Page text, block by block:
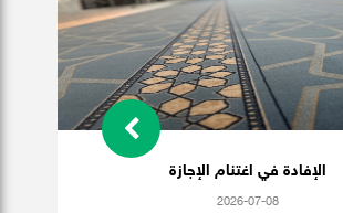
الإفادة في اغتنام الإجازة
2026-07-08